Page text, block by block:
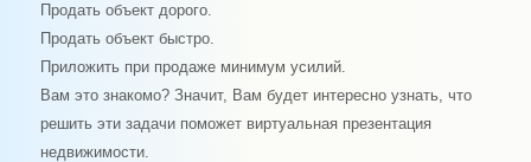
Продать объект дорого.
Продать объект быстро.
Приложить при продаже минимум усилий.
Вам это знакомо? Значит, Вам будет интересно узнать, что
решить эти задачи поможет виртуальная презентация
недвижимости.